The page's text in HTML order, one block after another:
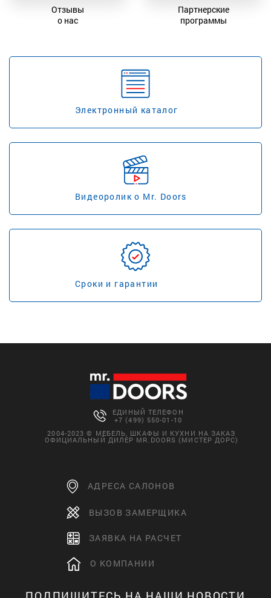
Отзывы
о нас
Партнерские
программы
Электронный каталог
Видеоролик о Mr. Doors
Сроки и гарантии
ЕДИНЫЙ ТЕЛЕФОН
+7 (499) 550-01-10
2004-2023 © МЕБЕЛЬ, ШКАФЫ И КУХНИ НА ЗАКАЗ
ОФИЦИАЛЬНЫЙ ДИЛЕР MR.DOORS (МИСТЕР ДОРС)
АДРЕСА САЛОНОВ
ВЫЗОВ ЗАМЕРЩИКА
ЗАЯВКА НА РАСЧЕТ
О КОМПАНИИ